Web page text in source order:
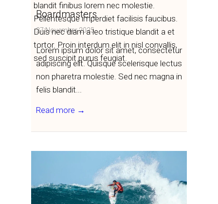
blandit finibus lorem nec molestie.
Pellentesque imperdiet facilisis faucibus.
Duis nec diam a leo tristique blandit a et
tortor. Proin interdum elit in nisl convallis,
sed suscipit purus feugiat.
Boardmasters
27 November 2025
Lorem ipsum dolor sit amet, consectetur
adipiscing elit. Quisque scelerisque lectus
non pharetra molestie. Sed nec magna in
felis blandit...
Read more →